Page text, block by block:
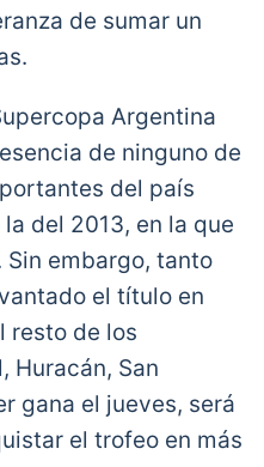
de sumar un
Argentina
de ninguno de
del país
del 2013, en la que
Sin embargo, tanto
el título en
resto de los
Huracán, San
gana el jueves, será
el trofeo en más